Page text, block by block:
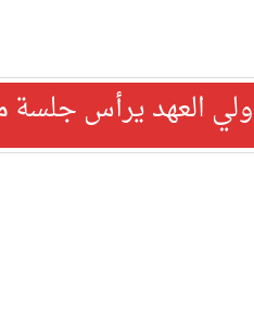
العهد يرأس جلسة